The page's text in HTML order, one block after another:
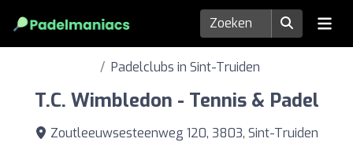
Padelclubs in Sint-Truiden
T.C. Wimbledon - Tennis & Padel
Zoutleeuwsesteenweg 120, 3803, Sint-Truiden